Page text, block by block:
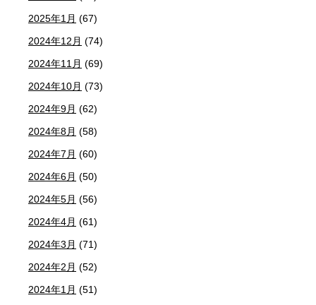
2025年1月 (67)
2024年12月 (74)
2024年11月 (69)
2024年10月 (73)
2024年9月 (62)
2024年8月 (58)
2024年7月 (60)
2024年6月 (50)
2024年5月 (56)
2024年4月 (61)
2024年3月 (71)
2024年2月 (52)
2024年1月 (51)